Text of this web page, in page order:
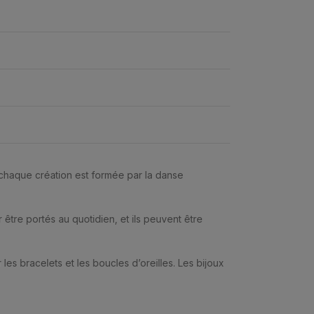
création est formée par la danse
être portés au quotidien, et ils peuvent être
bracelets et les boucles d’oreilles. Les bijoux